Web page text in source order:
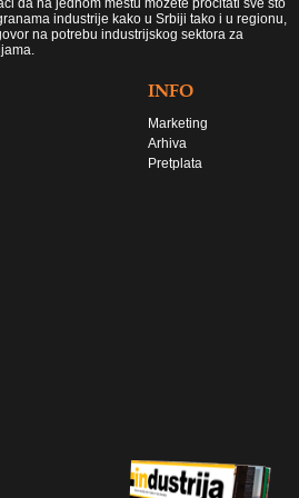
da na jednom mestu možete pročitati sve što
industrije kako u Srbiji tako i u regionu,
na potrebu industrijskog sektora za
INFO
Marketing
Arhiva
Pretplata